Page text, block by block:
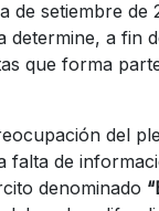
de setiembre de
determine, a fin
que forma
del
falta de
denominado